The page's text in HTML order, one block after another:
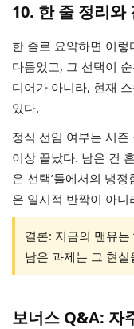
10. 한 줄 정리와
한 줄로 요약하면 이
다듬었고, 그 선택이
디어가 아니라, 현재
있다.
정식 선임 여부는 시
이상 끝났다. 남은 건
은 선택’들에서의 냉
은 일시적 반짝이 아
결론: 지금의 맨유는
남은 과제는 그 현
보너스 Q&A: 자